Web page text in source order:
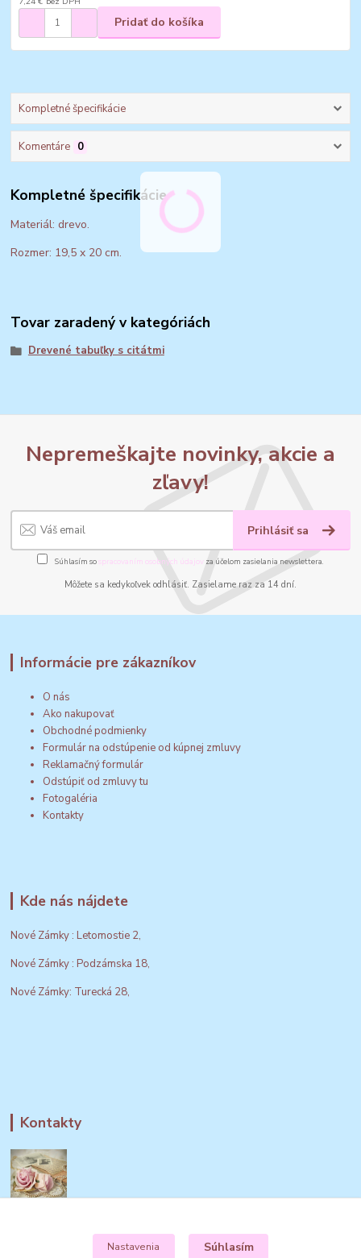
Pridať do košíka
Kompletné špecifikácie
Komentáre 0
Kompletné špecifikácie
Materiál: drevo.
Rozmer: 19,5 x 20 cm.
Tovar zaradený v kategóriách
Drevené tabuľky s citátmi
Nepremeškajte novinky, akcie a
zľavy!
Prihlásiť sa
Súhlasím sospracovaním osobných údajov za účelom zasielania newslettera.
Môžete sa kedykoľvek odhlásiť. Zasielame raz za 14 dní.
Informácie pre zákazníkov
O nás
Ako nakupovať
Obchodné podmienky
Formulár na odstúpenie od kúpnej zmluvy
Reklamačný formulár
Odstúpiť od zmluvy tu
Fotogaléria
Kontakty
Kde nás nájdete
Nové Zámky : Letomostie 2,
Nové Zámky : Podzámska 18,
Nové Zámky: Turecká 28,
Kontakty
Nastavenia Súhlasím